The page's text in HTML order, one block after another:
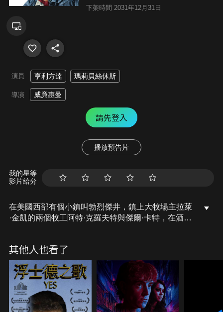
下架時間 2031年12月31日
演員 亨利方達 瑪莉貝絲休斯
導演 威廉惠曼
請先登入
播放預告片
我的星等
影片給分
在美國西部有個小鎮叫勃烈傑井，鎮上大牧場主拉萊
·金凱的兩個牧工阿特·克羅夫特與傑爾·卡特，在酒吧
私刑。代理警長梅波斯組織了一支沒有經過警長正式
委派的不合法民團隊伍，準備出發。法官勸大家不要
去做非法之事，以免造成犯罪行為…
其他人也看了